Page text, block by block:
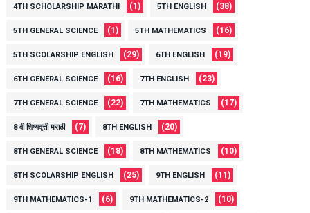
4TH SCHOLARSHIP MARATHI (1) 5TH ENGLISH (38)
5TH GENERAL SCIENCE (1) 5TH MATHEMATICS (16)
5TH SCOLARSHIP ENGLISH (29) 6TH ENGLISH (19)
6TH GENERAL SCIENCE (16) 7TH ENGLISH (23)
7TH GENERAL SCIENCE (22) 7TH MATHEMATICS (17)
8 वी शिष्यवृत्ती मराठी (7) 8TH ENGLISH (20)
8TH GENERAL SCIENCE (18) 8TH MATHEMATICS (10)
8TH SCOLARSHIP ENGLISH (25) 9TH ENGLISH (11)
9TH MATHEMATICS-1 (6) 9TH MATHEMATICS-2 (10)